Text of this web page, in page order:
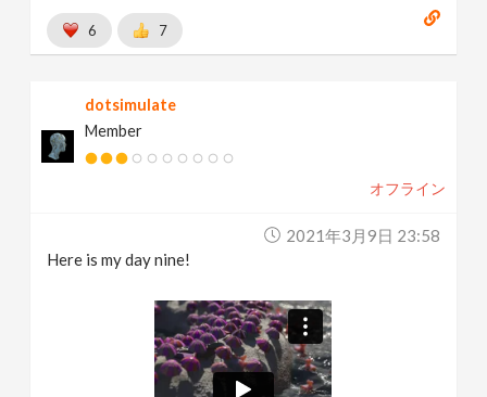
6 7
dotsimulate
Member
オフライン
2021年3月9日 23:58
Here is my day nine!